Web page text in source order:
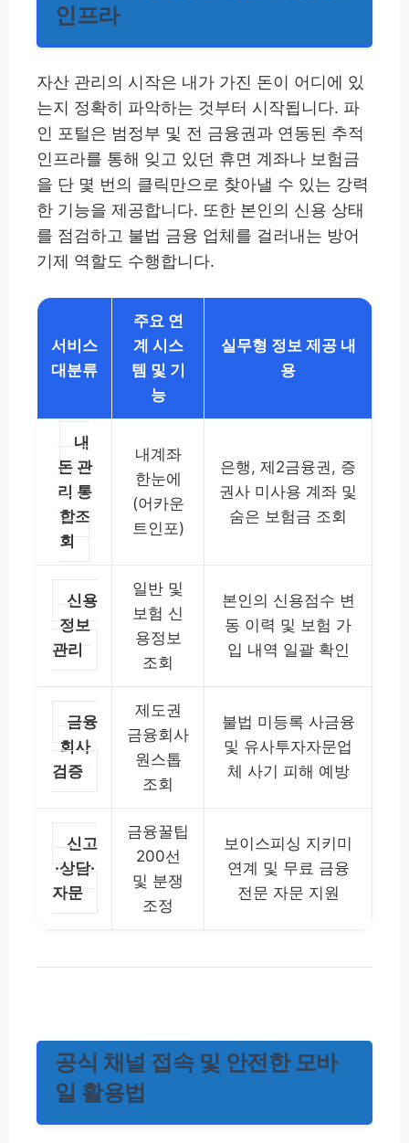
인프라
자산 관리의 시작은 내가 가진 돈이 어디에 있
는지 정확히 파악하는 것부터 시작됩니다. 파
인 포털은 범정부 및 전 금융권과 연동된 추적
인프라를 통해 잊고 있던 휴면 계좌나 보험금
을 단 몇 번의 클릭만으로 찾아낼 수 있는 강력
한 기능을 제공합니다. 또한 본인의 신용 상태
를 점검하고 불법 금융 업체를 걸러내는 방어
기제 역할도 수행합니다.
서비스
대분류
주요 연
계 시스
템 및 기
능
실무형 정보 제공 내
용
내
돈 관
리 통
합조
회
내계좌
한눈에
(어카운
트인포)
은행, 제2금융권, 증
권사 미사용 계좌 및
숨은 보험금 조회
신용
정보
관리
일반 및
보험 신
용정보
조회
본인의 신용점수 변
동 이력 및 보험 가
입 내역 일괄 확인
금융
회사
검증
제도권
금융회사
원스톱
조회
불법 미등록 사금융
및 유사투자자문업
체 사기 피해 예방
신고
·상담·
자문
금융꿀팁
200선
및 분쟁
조정
보이스피싱 지키미
연계 및 무료 금융
전문 자문 지원
공식 채널 접속 및 안전한 모바
일 활용법